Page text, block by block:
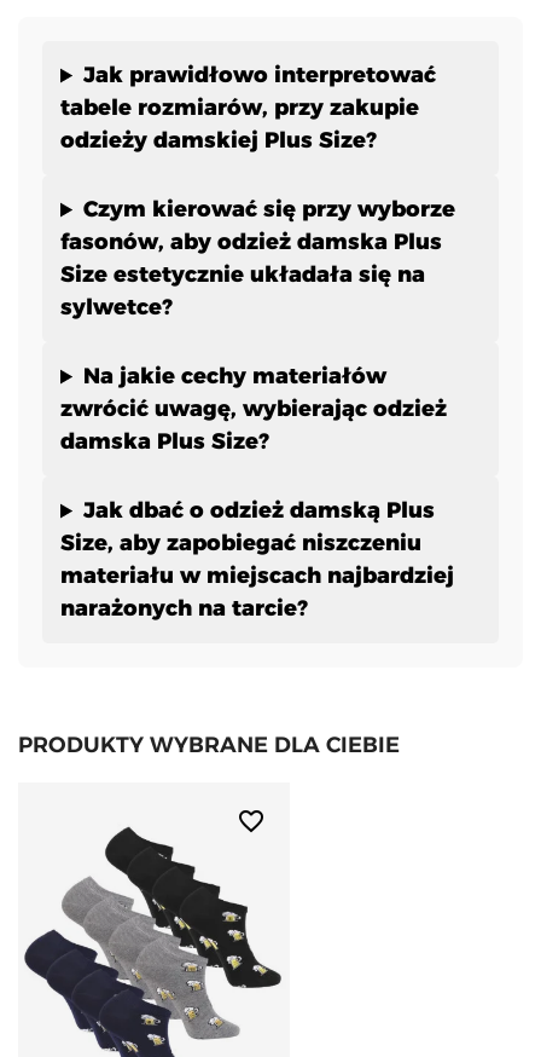
Jak prawidłowo interpretować
tabele rozmiarów, przy zakupie
odzieży damskiej Plus Size?
Czym kierować się przy wyborze
fasonów, aby odzież damska Plus
Size estetycznie układała się na
sylwetce?
Na jakie cechy materiałów
zwrócić uwagę, wybierając odzież
damska Plus Size?
Jak dbać o odzież damską Plus
Size, aby zapobiegać niszczeniu
materiału w miejscach najbardziej
narażonych na tarcie?
PRODUKTY WYBRANE DLA CIEBIE
favorite_border